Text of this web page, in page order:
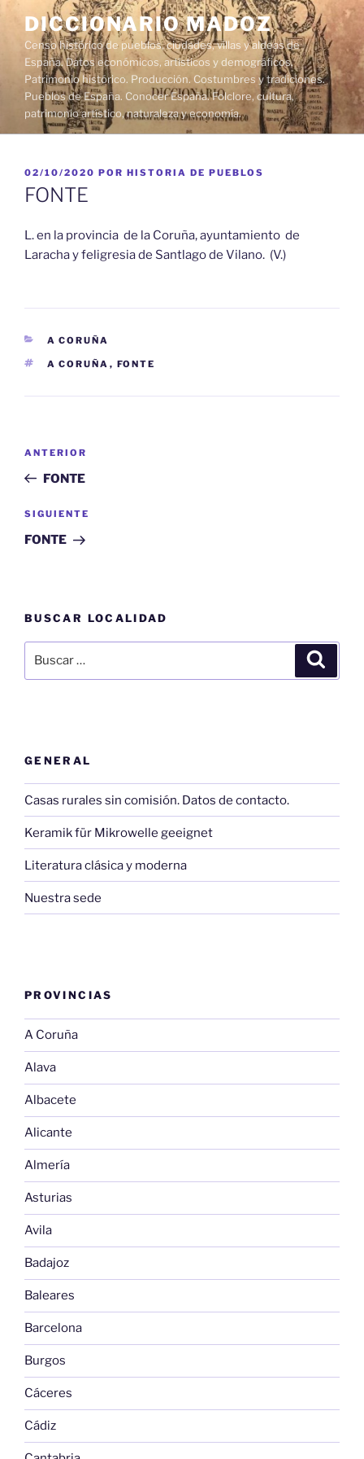
contenido
DICCIONARIO MADOZ
Censo histórico de pueblos, ciudades, villas y aldeas de
España. Datos económicos, artísticos y demográficos.
Patrimonio histórico. Producción. Costumbres y tradiciones.
Pueblos de España. Conocer España. Folclore, cultura,
patrimonio artístico, naturaleza y economía.
PUBLICADO
EL
02/10/2020 POR HISTORIA DE PUEBLOS
FONTE
L. en la provincia de la Coruña, ayuntamiento de
Laracha y feligresia de Santlago de Vilano. (V.)
CATEGORÍAS
A CORUÑA
ETIQUETAS
A CORUÑA , FONTE
entradas
Entrada
anterior:
ANTERIOR
FONTE
Siguiente
entrada
SIGUIENTE
FONTE
BUSCAR LOCALIDAD
por:
GENERAL
Casas rurales sin comisión. Datos de contacto.
Keramik für Mikrowelle geeignet
Literatura clásica y moderna
Nuestra sede
PROVINCIAS
A Coruña
Alava
Albacete
Alicante
Almería
Asturias
Avila
Badajoz
Baleares
Barcelona
Burgos
Cáceres
Cádiz